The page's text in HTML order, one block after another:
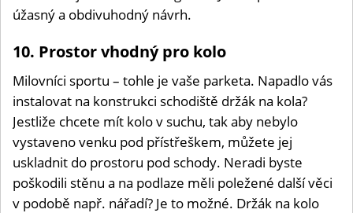
úžasný a obdivuhodný návrh.
10. Prostor vhodný pro kolo
Milovníci sportu – tohle je vaše parketa. Napadlo vás
instalovat na konstrukci schodiště držák na kola?
Jestliže chcete mít kolo v suchu, tak aby nebylo
vystaveno venku pod přístřeškem, můžete jej
uskladnit do prostoru pod schody. Neradi byste
poškodili stěnu a na podlaze měli poležené další věci
v podobě např. nářadí? Je to možné. Držák na kolo